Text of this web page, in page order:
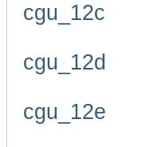
cgu_12c
cgu_12d
cgu_12e